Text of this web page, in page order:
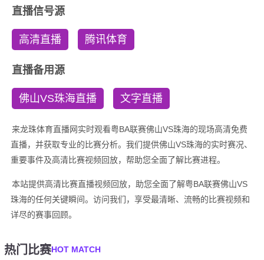
直播信号源
高清直播 腾讯体育
直播备用源
佛山VS珠海直播 文字直播
来龙珠体育直播网实时观看粤BA联赛佛山VS珠海的现场高清免费
直播，并获取专业的比赛分析。我们提供佛山VS珠海的实时赛况、
重要事件及高清比赛视频回放，帮助您全面了解比赛进程。
本站提供高清比赛直播视频回放，助您全面了解粤BA联赛佛山VS
珠海的任何关键瞬间。访问我们，享受最清晰、流畅的比赛视频和
详尽的赛事回顾。
热门比赛HOT MATCH